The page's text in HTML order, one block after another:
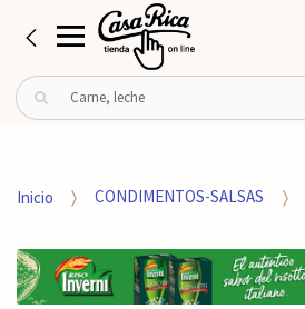
B
u
r
o
r
:
Inicio CONDIMENTOS-SALSAS